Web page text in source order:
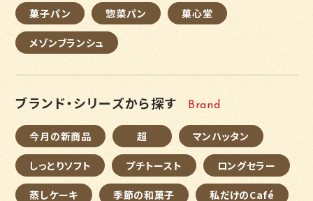
菓子パン 惣菜パン 菓心堂
メゾンブランシュ
ブランド・シリーズから探す Brand
今月の新商品 超 マンハッタン
しっとりソフト プチトースト ロングセラー
蒸しケーキ 季節の和菓子 私だけのCafé